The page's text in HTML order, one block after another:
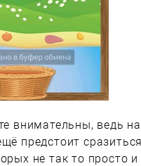
внимательны, ведь
предстоит
не так то просто и